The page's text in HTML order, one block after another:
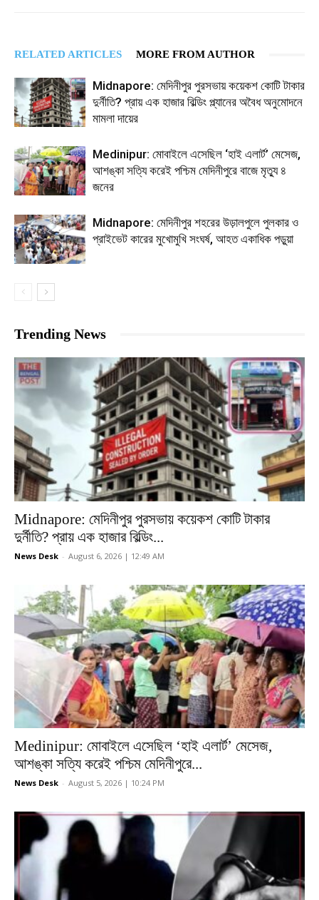
RELATED ARTICLES MORE FROM AUTHOR
Midnapore: মেদিনীপুর পুরসভায় কয়েকশ কোটি টাকার
দুর্নীতি? প্রায় এক হাজার বিল্ডিং প্ল্যানের অবৈধ অনুমোদনে
মামলা দায়ের
Medinipur: মোবাইলে এসেছিল ‘হাই এলার্ট’ মেসেজ,
আশঙ্কা সত্যি করেই পশ্চিম মেদিনীপুরে বাজে মৃত্যু ৪
জনের
Midnapore: মেদিনীপুর শহরের উড়ালপুলে পুলকার ও
প্রাইভেট কারের মুখোমুখি সংঘর্ষ, আহত একাধিক পড়ুয়া
Trending News
Midnapore: মেদিনীপুর পুরসভায় কয়েকশ কোটি টাকার
দুর্নীতি? প্রায় এক হাজার বিল্ডিং...
News Desk - August 6, 2026 | 12:49 AM
Medinipur: মোবাইলে এসেছিল ‘হাই এলার্ট’ মেসেজ,
আশঙ্কা সত্যি করেই পশ্চিম মেদিনীপুরে...
News Desk - August 5, 2026 | 10:24 PM